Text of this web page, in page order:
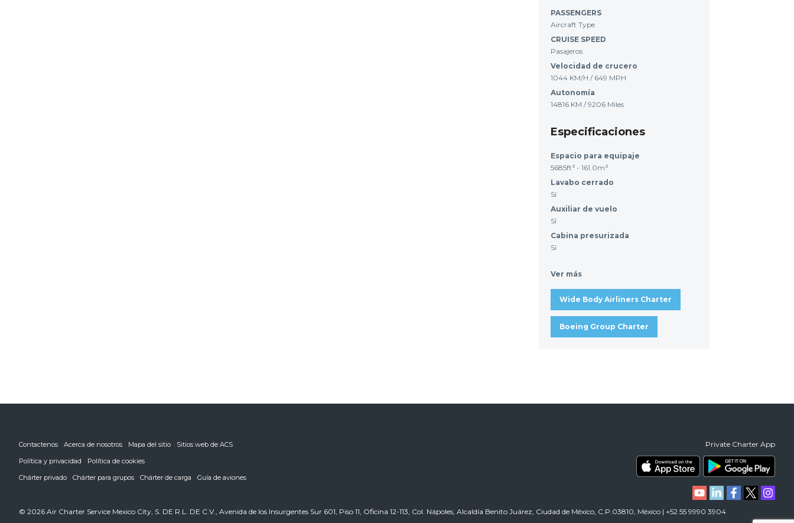
PASSENGERS
Aircraft Type
CRUISE SPEED
Pasajeros
Velocidad de crucero
1044 KM/H / 649 MPH
Autonomía
14816 KM / 9206 Miles
Especificaciones
Espacio para equipaje
5685ft³ - 161.0m³
Lavabo cerrado
Sí
Auxiliar de vuelo
Sí
Cabina presurizada
Sí
Ver más
Wide Body Airliners Charter
Boeing Group Charter
Contactenos Acerca de nosotros Mapa del sitio
Sitios web de ACS
Política y privacidad
Política de cookies
Chárter privado
Chárter para grupos Chárter de carga Guía de aviones
Private Charter App
© 2026 Air Charter Service Mexico City, S. DE R.L. DE C.V., Avenida de los Insurgentes Sur 601, Piso 11, Oficina 12-113, Col. Nápoles, Alcaldía Benito Juárez, Ciudad de México, C.P.03810, México | +52 55 9990 3904